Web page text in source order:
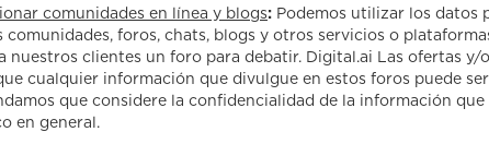
comunidades en línea y blogs: Podemos utilizar los datos
comunidades, foros, chats, blogs y otros servicios o
nuestros clientes un foro para debatir. Digital.ai Las ofertas
cualquier información que divulgue en estos foros puede
que considere la confidencialidad de la información
en general.